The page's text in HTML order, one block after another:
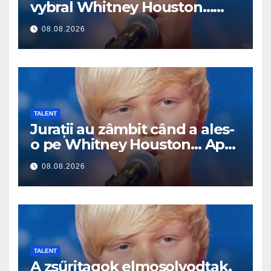
vybral Whitney Houston…
Pak začal zpívat
08.08.2026
TALENT
Jurații au zâmbit când a ales-
o pe Whitney Houston… Apoi
a început să cânte
08.08.2026
TALENT
A zsűritagok elmosolyodtak,